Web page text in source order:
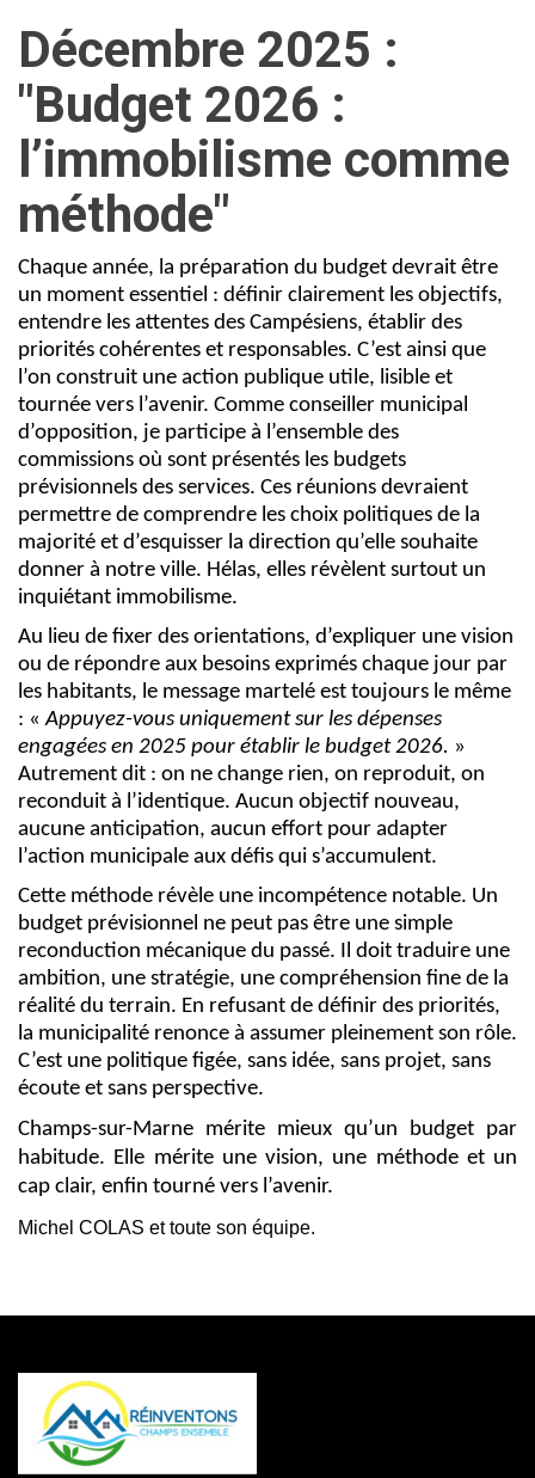
Décembre 2025 :
"Budget 2026 :
l’immobilisme comme
méthode"
Chaque année, la préparation du budget devrait être
un moment essentiel : définir clairement les objectifs,
entendre les attentes des Campésiens, établir des
priorités cohérentes et responsables. C’est ainsi que
l’on construit une action publique utile, lisible et
tournée vers l’avenir. Comme conseiller municipal
d’opposition, je participe à l’ensemble des
commissions où sont présentés les budgets
prévisionnels des services. Ces réunions devraient
permettre de comprendre les choix politiques de la
majorité et d’esquisser la direction qu’elle souhaite
donner à notre ville. Hélas, elles révèlent surtout un
inquiétant immobilisme.
Au lieu de fixer des orientations, d’expliquer une vision
ou de répondre aux besoins exprimés chaque jour par
les habitants, le message martelé est toujours le même
: «Appuyez-vous uniquement sur les dépenses
engagées en 2025 pour établir le budget 2026. »
Autrement dit : on ne change rien, on reproduit, on
reconduit à l’identique. Aucun objectif nouveau,
aucune anticipation, aucun effort pour adapter
l’action municipale aux défis qui s’accumulent.
Cette méthode révèle une incompétence notable. Un
budget prévisionnel ne peut pas être une simple
reconduction mécanique du passé. Il doit traduire une
ambition, une stratégie, une compréhension fine de la
réalité du terrain. En refusant de définir des priorités,
la municipalité renonce à assumer pleinement son rôle.
C’est une politique figée, sans idée, sans projet, sans
écoute et sans perspective.
Champs-sur-Marne mérite mieux qu’un budget par
habitude. Elle mérite une vision, une méthode et un
cap clair, enfin tourné vers l’avenir.
Michel COLAS et toute son équipe.